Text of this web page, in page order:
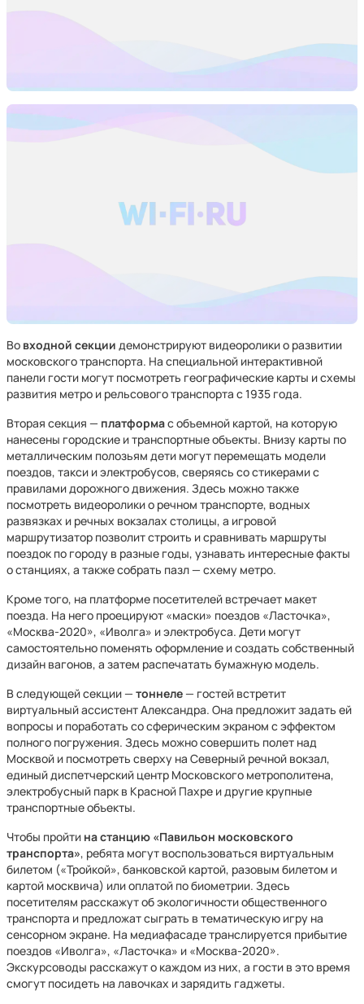
Во входной секции демонстрируют видеоролики о развитии
московского транспорта. На специальной интерактивной
панели гости могут посмотреть географические карты и схемы
развития метро и рельсового транспорта с 1935 года.
Вторая секция — платформас объемной картой, на которую
нанесены городские и транспортные объекты. Внизу карты по
металлическим полозьям дети могут перемещать модели
поездов, такси и электробусов, сверяясь со стикерами с
правилами дорожного движения. Здесь можно также
посмотреть видеоролики о речном транспорте, водных
развязках и речных вокзалах столицы, а игровой
маршрутизатор позволит строить и сравнивать маршруты
поездок по городу в разные годы, узнавать интересные факты
о станциях, а также собрать пазл — схему метро.
Кроме того, на платформе посетителей встречает макет
поезда. На него проецируют «маски» поездов «Ласточка»,
«Москва-2020», «Иволга» и электробуса. Дети могут
самостоятельно поменять оформление и создать собственный
дизайн вагонов, а затем распечатать бумажную модель.
В следующей секции — тоннеле— гостей встретит
виртуальный ассистент Александра. Она предложит задать ей
вопросы и поработать со сферическим экраном с эффектом
полного погружения. Здесь можно совершить полет над
Москвой и посмотреть сверху на Северный речной вокзал,
единый диспетчерский центр Московского метрополитена,
электробусный парк в Красной Пахре и другие крупные
транспортные объекты.
Чтобы пройти на станцию «Павильон московского
транспорта», ребята могут воспользоваться виртуальным
билетом («Тройкой», банковской картой, разовым билетом и
картой москвича) или оплатой по биометрии. Здесь
посетителям расскажут об экологичности общественного
транспорта и предложат сыграть в тематическую игру на
сенсорном экране. На медиафасаде транслируется прибытие
поездов «Иволга», «Ласточка» и «Москва-2020».
Экскурсоводы расскажут о каждом из них, а гости в это время
смогут посидеть на лавочках и зарядить гаджеты.